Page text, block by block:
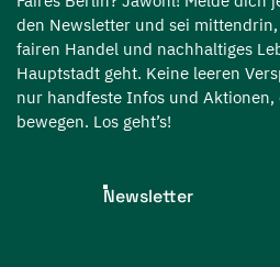
den Newsletter und sei mittendrin,
fairen Handel und nachhaltiges
Hauptstadt geht. Keine leeren
nur handfeste Infos und Aktionen,
bewegen. Los geht’s!
Newsletter